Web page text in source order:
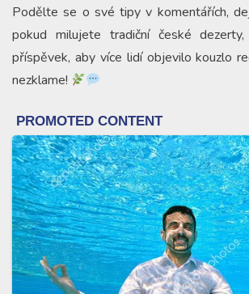
Podělte se o své tipy v komentářích,
pokud milujete tradiční české
příspěvek, aby více lidí objevilo kouzlo
nezklame!